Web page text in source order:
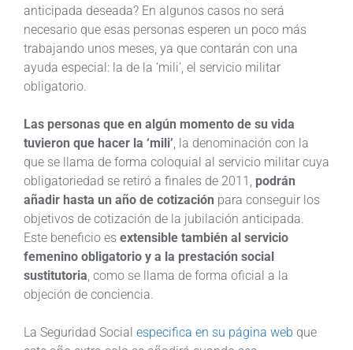
anticipada deseada? En algunos casos no será
necesario que esas personas esperen un poco más
trabajando unos meses, ya que contarán con una
ayuda especial: la de la ‘mili’, el servicio militar
obligatorio.
Las personas que en algún momento de su vida
tuvieron que hacer la ‘mili’ , la denominación con la
que se llama de forma coloquial al servicio militar cuya
obligatoriedad se retiró a finales de 2011, podrán
añadir hasta un año de cotización para conseguir los
objetivos de cotización de la jubilación anticipada.
Este beneficio es extensible también al servicio
femenino obligatorio y a la prestación social
sustitutoria , como se llama de forma oficial a la
objeción de conciencia.
La Seguridad Social especifica en su página web que